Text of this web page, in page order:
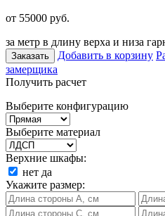
от 55000 руб.
за метр в длину верха и низа
Заказать Добавить в корзину
замерщика
Получить расчет
Выберите конфигурацию
Выберите материал
Верхние шкафы:
нет да
Укажите размер: